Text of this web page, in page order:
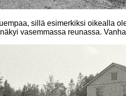
sillä esimerkiksi oikealla
vasemmassa reunassa.